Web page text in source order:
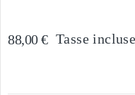
88,00 € Tasse incluse